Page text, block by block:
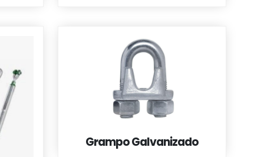
Grampo Galvanizado